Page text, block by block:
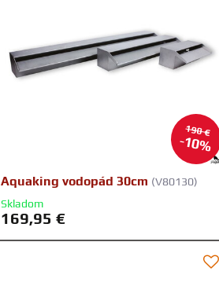
190 €
10%
Aquaking vodopád 30cm (V80130)
Skladom
169,95 €